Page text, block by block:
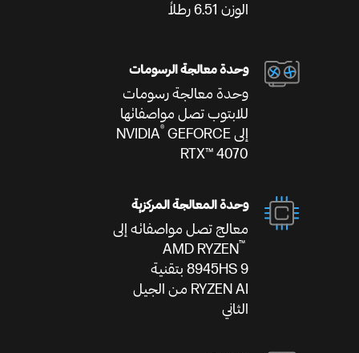
الوزن 6.51 رطلاً
وحدة معالجة الرسومات
وحدة معالجة رسومات
للابتوب تصل مواصفاتها
إلى NVIDIA
® GEFORCE
RTX™ 4070
وحدة المعالجة المركزية
معالج تصل مواصفاته إلى
™
8945HS 9 بتقنية
RYZEN AI من الجيل
الثاني